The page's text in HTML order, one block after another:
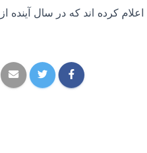
AG اعلام کرده اند که در سال آینده از